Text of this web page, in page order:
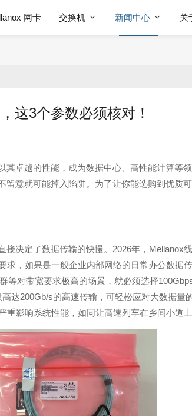
网卡 交换机 新闻中心 关
这3个参数必须核对！
其卓越的性能，成为数据中心、高性能计算等
留意就可能掉入陷阱。为了让你能选购到优质
接决定了数据传输的快慢。2026年，Mellanox
求，如果是一般企业内部网络的日常办公数据
等对带宽要求极高的场景，就必须选择
达200Gb/s的高速传输，可轻松应对大数据量
影响系统性能，如同让高速列车在乡间小道